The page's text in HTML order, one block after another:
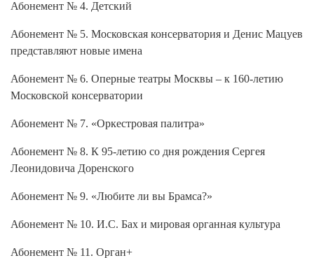
Абонемент № 4. Детский
Абонемент № 5. Московская консерватория и Денис Мацуев
представляют новые имена
Абонемент № 6. Оперные театры Москвы – к 160-летию
Московской консерватории
Абонемент № 7. «Оркестровая палитра»
Абонемент № 8. К 95-летию со дня рождения Сергея
Леонидовича Доренского
Абонемент № 9. «Любите ли вы Брамса?»
Абонемент № 10. И.С. Бах и мировая органная культура
Абонемент № 11. Орган+